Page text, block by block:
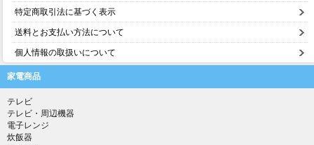
特定商取引法に基づく表示
送料とお支払い方法について
個人情報の取扱いについて
家電商品
テレビ
テレビ・周辺機器
電子レンジ
炊飯器